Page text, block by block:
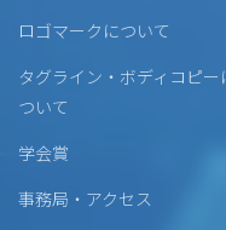
ロゴマークについて
タグライン・ボディコピー
ついて
学会賞
事務局・アクセス